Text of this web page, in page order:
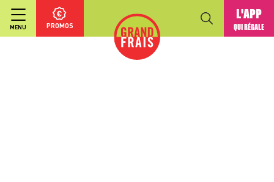
MENU PROMOS
L'APP
QUI RÉGALE